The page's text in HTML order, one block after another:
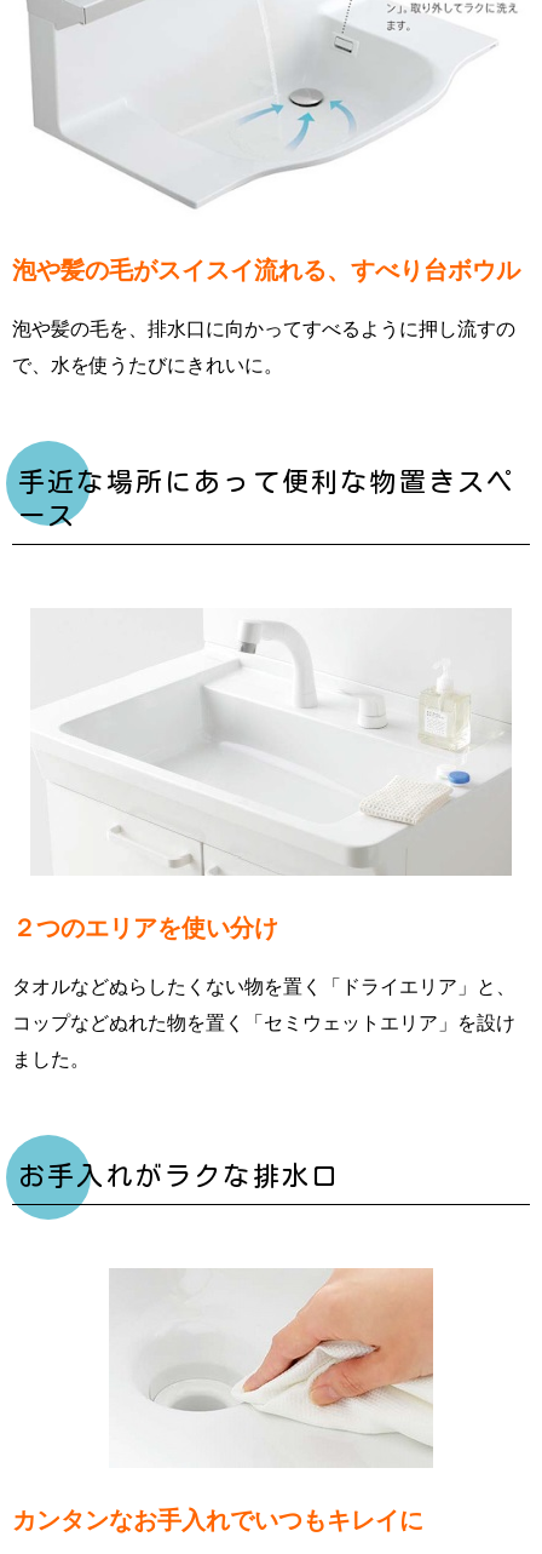
泡や髪の毛がスイスイ流れる、すべり台ボウル
泡や髪の毛を、排水口に向かってすべるように押し流すの
で、水を使うたびにきれいに。
手近な場所にあって便利な物置きスペ
ース
２つのエリアを使い分け
タオルなどぬらしたくない物を置く「ドライエリア」と、
コップなどぬれた物を置く「セミウェットエリア」を設け
ました。
お手入れがラクな排水口
カンタンなお手入れでいつもキレイに